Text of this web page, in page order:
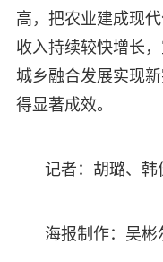
高，把农业建成现
收入持续较快增长
城乡融合发展实现
得显著成效。
记者：胡璐、韩
海报制作：吴彬